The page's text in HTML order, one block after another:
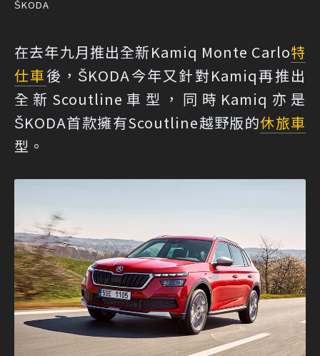
ŠKODA
在去年九月推出全新Kamiq Monte Carlo特
仕車後，ŠKODA今年又針對Kamiq再推出
全新Scoutline車型，同時Kamiq亦是
ŠKODA首款擁有Scoutline越野版的休旅車
型。